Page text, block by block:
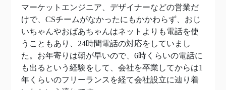
マーケットエンジニア、デザイナーなどの営業だ
けで、CSチームがなかったにもかかわらず、おじ
いちゃんやおばあちゃんはネットよりも電話を使
うこともあり、24時間電話の対応をしていまし
た。お年寄りは朝が早いので、6時くらいの電話に
も出るという経験をして、会社を卒業してからは1
年くらいのフリーランスを経て会社設立に辿り着